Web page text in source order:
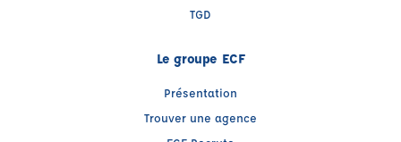
TGD
Le groupe ECF
Présentation
Trouver une agence